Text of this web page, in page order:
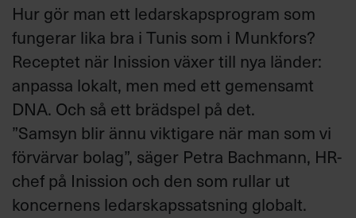
Hur gör man ett ledarskapsprogram som
fungerar lika bra i Tunis som i Munkfors?
Receptet när Inission växer till nya länder:
anpassa lokalt, men med ett gemensamt
DNA. Och så ett brädspel på det.
”Samsyn blir ännu viktigare när man som vi
förvärvar bolag”, säger Petra Bachmann, HR-
chef på Inission och den som rullar ut
koncernens ledarskapssatsning globalt.